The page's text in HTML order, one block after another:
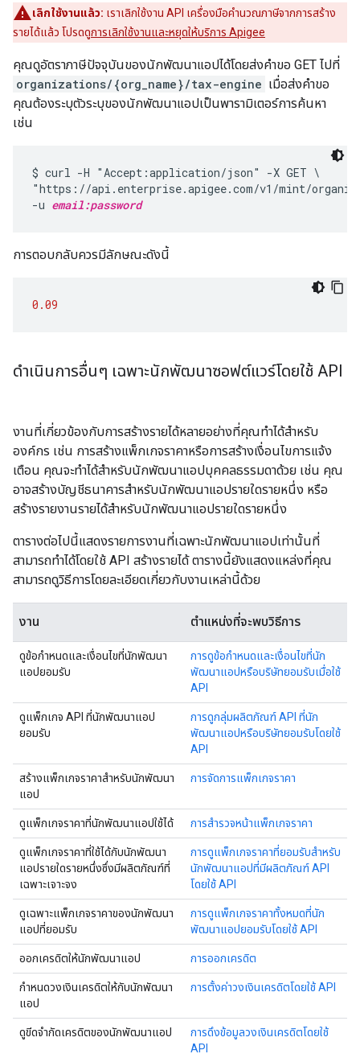
เลิกใช้งานแล้ว: เราเลิกใช้งาน API เครื่องมือคำนวณภาษีจากการสร้าง
รายได้แล้ว โปรดดูการเลิกใช้งานและหยุดให้บริการ Apigee
คุณดูอัตราภาษีปัจจุบันของนักพัฒนาแอปได้โดยส่งคำขอ GET ไปที่
organizations/{org_name}/tax-engine เมื่อส่งคำขอ
คุณต้องระบุตัวระบุของนักพัฒนาแอปเป็นพารามิเตอร์การค้นหา
เช่น
$ curl -H "Accept:application/json" -X GET \
"https://api.enterprise.apigee.com/v1/mint/
-u email:password
การตอบกลับควรมีลักษณะดังนี้
0.09
ดําเนินการอื่นๆ เฉพาะนักพัฒนาซอฟต์แวร์โดยใช้ API
งานที่เกี่ยวข้องกับการสร้างรายได้หลายอย่างที่คุณทําได้สําหรับ
องค์กร เช่น การสร้างแพ็กเกจราคาหรือการสร้างเงื่อนไขการแจ้ง
เตือน คุณจะทําได้สําหรับนักพัฒนาแอปบุคคลธรรมดาด้วย เช่น คุณ
อาจสร้างบัญชีธนาคารสำหรับนักพัฒนาแอปรายใดรายหนึ่ง หรือ
สร้างรายงานรายได้สำหรับนักพัฒนาแอปรายใดรายหนึ่ง
ตารางต่อไปนี้แสดงรายการงานที่เฉพาะนักพัฒนาแอปเท่านั้นที่
สามารถทำได้โดยใช้ API สร้างรายได้ ตารางนี้ยังแสดงแหล่งที่คุณ
สามารถดูวิธีการโดยละเอียดเกี่ยวกับงานเหล่านี้ด้วย
งาน ตำแหน่งที่จะพบวิธีการ
ดูข้อกำหนดและเงื่อนไขที่นักพัฒนา
แอปยอมรับ
การดูข้อกำหนดและเงื่อนไขที่นัก
พัฒนาแอปหรือบริษัทยอมรับเมื่อใช้
API
ดูแพ็กเกจ API ที่นักพัฒนาแอป
ยอมรับ
การดูกลุ่มผลิตภัณฑ์ API ที่นัก
พัฒนาแอปหรือบริษัทยอมรับโดยใช้
API
สร้างแพ็กเกจราคาสำหรับนักพัฒนา
แอป
การจัดการแพ็กเกจราคา
ดูแพ็กเกจราคาที่นักพัฒนาแอปใช้ได้ การสำรวจหน้าแพ็กเกจราคา
ดูแพ็กเกจราคาที่ใช้ได้กับนักพัฒนา
แอปรายใดรายหนึ่งซึ่งมีผลิตภัณฑ์ที่
เฉพาะเจาะจง
การดูแพ็กเกจราคาที่ยอมรับสำหรับ
นักพัฒนาแอปที่มีผลิตภัณฑ์ API
โดยใช้ API
ดูเฉพาะแพ็กเกจราคาของนักพัฒนา
แอปที่ยอมรับ
การดูแพ็กเกจราคาทั้งหมดที่นัก
พัฒนาแอปยอมรับโดยใช้ API
ออกเครดิตให้นักพัฒนาแอป การออกเครดิต
กำหนดวงเงินเครดิตให้กับนักพัฒนา
แอป
การตั้งค่าวงเงินเครดิตโดยใช้ API
ดูขีดจํากัดเครดิตของนักพัฒนาแอป
การดึงข้อมูลวงเงินเครดิตโดยใช้
API